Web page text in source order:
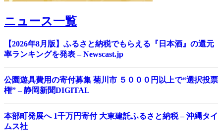
ニュース一覧
【2026年8月版】ふるさと納税でもらえる『日本酒』の還元
率ランキングを発表 – Newscast.jp
公園遊具費用の寄付募集 菊川市 ５０００円以上で“選択投票
権” – 静岡新聞DIGITAL
本部町発展へ 1千万円寄付 大東建託ふるさと納税 – 沖縄タイ
ムス社